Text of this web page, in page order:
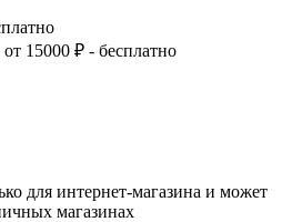
15000 ₽ - бесплатно
для интернет-магазина и может
магазинах